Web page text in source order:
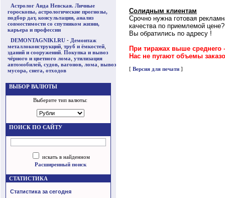
Астролог Аида Невская. Личные
гороскопы, астрологические прогнозы,
подбор дат, консультации, анализ
совместимости со спутником жизни,
карьера и профессии
DEMONTAGNIKI.RU - Демонтаж
металлоконструкций труб и ёмкостей
зданий и сооружений Покупка и вывоз
чёрного и цветного лома утилизация
автомобилей, судов, вагонов, лома вывоз
мусора, снега, отходов
ВЫБОР ВАЛЮТЫ
Выберите тип валюты:
ПОИСК ПО САЙТУ
искать в найденном
Расширенный поиск
СТАТИСТИКА
Статистика за сегодня
Солидным клиентам
Срочно нужна готовая
качества по приемлемой
Вы обратились по адресу !
При тиражах выше
Нас не пугают объемы
[ Версия для печати ]